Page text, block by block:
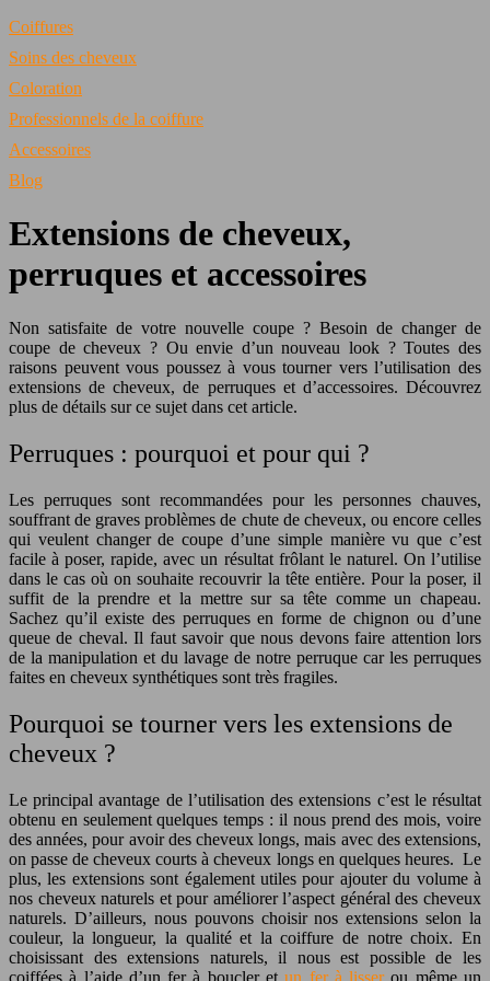
Coiffures
Soins des cheveux
Coloration
Professionnels de la coiffure
Accessoires
Blog
Extensions de cheveux,
perruques et accessoires
Non satisfaite de votre nouvelle coupe ? Besoin de changer de
coupe de cheveux ? Ou envie d’un nouveau look ? Toutes des
raisons peuvent vous poussez à vous tourner vers l’utilisation des
extensions de cheveux, de perruques et d’accessoires. Découvrez
plus de détails sur ce sujet dans cet article.
Perruques : pourquoi et pour qui ?
Les perruques sont recommandées pour les personnes chauves,
souffrant de graves problèmes de chute de cheveux, ou encore celles
qui veulent changer de coupe d’une simple manière vu que c’est
facile à poser, rapide, avec un résultat frôlant le naturel. On l’utilise
dans le cas où on souhaite recouvrir la tête entière. Pour la poser, il
suffit de la prendre et la mettre sur sa tête comme un chapeau.
Sachez qu’il existe des perruques en forme de chignon ou d’une
queue de cheval. Il faut savoir que nous devons faire attention lors
de la manipulation et du lavage de notre perruque car les perruques
faites en cheveux synthétiques sont très fragiles.
Pourquoi se tourner vers les extensions de
cheveux ?
Le principal avantage de l’utilisation des extensions c’est le résultat
obtenu en seulement quelques temps : il nous prend des mois, voire
des années, pour avoir des cheveux longs, mais avec des extensions,
on passe de cheveux courts à cheveux longs en quelques heures. Le
plus, les extensions sont également utiles pour ajouter du volume à
nos cheveux naturels et pour améliorer l’aspect général des cheveux
naturels. D’ailleurs, nous pouvons choisir nos extensions selon la
couleur, la longueur, la qualité et la coiffure de notre choix. En
choisissant des extensions naturels, il nous est possible de les
coiffées à l’aide d’un fer à boucler etun fer à lisserou même un